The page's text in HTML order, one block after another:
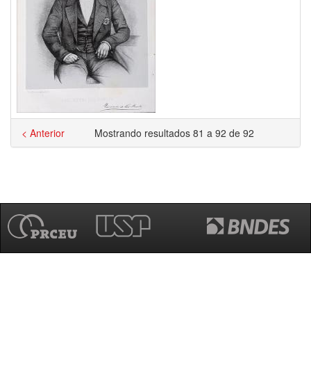
Mostrando resultados 81 a 92 de 92
< Anterior